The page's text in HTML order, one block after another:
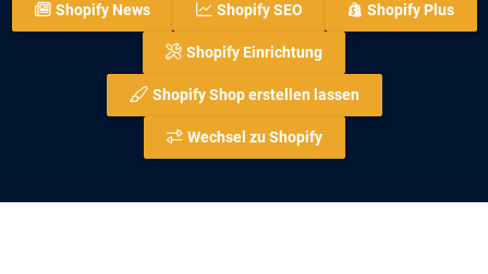
Shopify News Shopify SEO Shopify Plus
Shopify Einrichtung
Shopify Shop erstellen lassen
Wechsel zu Shopify